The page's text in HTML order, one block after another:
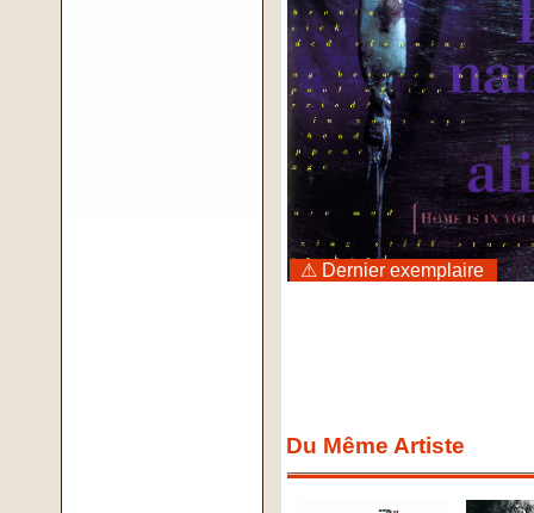
⚠ Dernier exemplaire
Du Même Artiste